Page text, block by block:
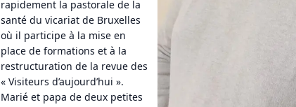
rapidement la pastorale de la
santé du vicariat de Bruxelles
où il participe à la mise en
place de formations et à la
restructuration de la revue des
« Visiteurs d’aujourd’hui ».
Marié et papa de deux petites